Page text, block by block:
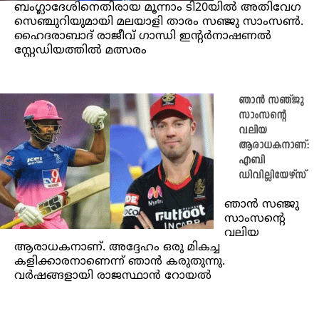
ബംഗ്ലാദേശിനെതിരായ മൂന്നാം ടി20യില്‍ അതിവേഗ
സെഞ്ചുറിയുമായി മലയാളി താരം സഞ്ജു സാംസണ്‍.
ഹൈദരാബാദ് രാജീവ് ഗാന്ധി ഇന്റര്‍നാഷണല്‍
സ്റ്റേഡിയത്തില്‍ മത്സരം
ഞാൻ സഞ്ജു
സാംസന്റെ
വലിയ
ആരാധകനാണ്:
എബി
ഡിവില്ലിയേഴ്‌സ്
ഞാൻ സഞ്ജു
സാംസന്റെ
വലിയ
ആരാധകനാണ്. അദ്ദേഹം ഒരു മികച്ച
കളിക്കാരനാണെന്ന് ഞാൻ കരുതുന്നു.
വർഷങ്ങളായി രാജസ്ഥാൻ റോയൽ